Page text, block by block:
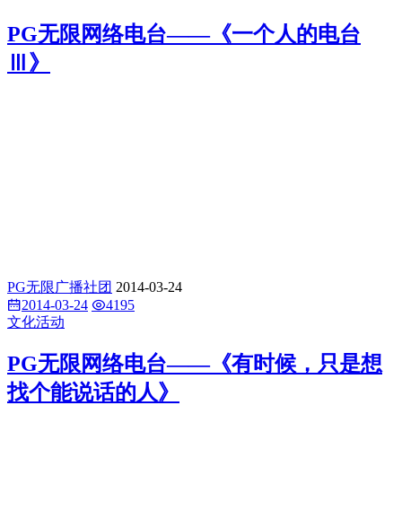
PG无限网络电台——《一个人的电台
Ⅲ》
PG无限广播社团 2014-03-24
2014-03-24
4195
文化活动
PG无限网络电台——《有时候，只是想
找个能说话的人》